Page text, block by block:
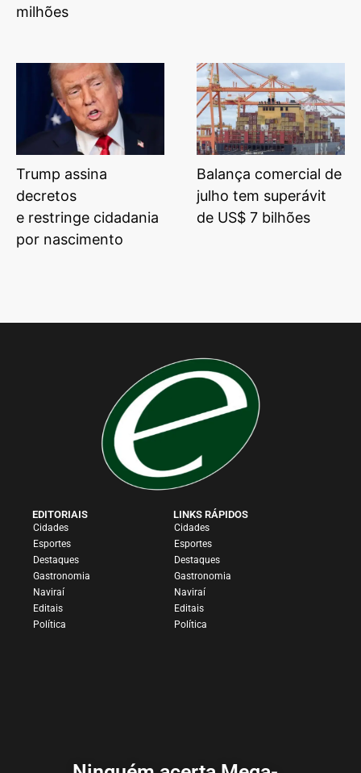
milhões
Trump assina
decretos
e restringe cidadania
por nascimento
Balança comercial de
julho tem superávit
de US$ 7 bilhões
EDITORIAIS
Cidades
Esportes
Destaques
Gastronomia
Naviraí
Editais
Política
LINKS RÁPIDOS
Cidades
Esportes
Destaques
Gastronomia
Naviraí
Editais
Política